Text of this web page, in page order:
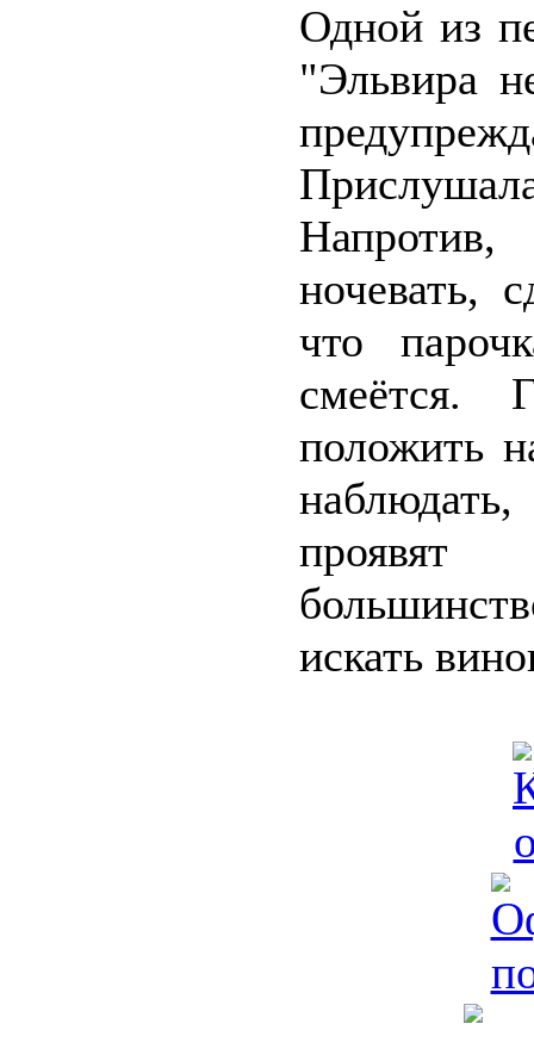
Одной из
"Эльвира
ночевать,
что
смеётся.
положить
проявят
искать